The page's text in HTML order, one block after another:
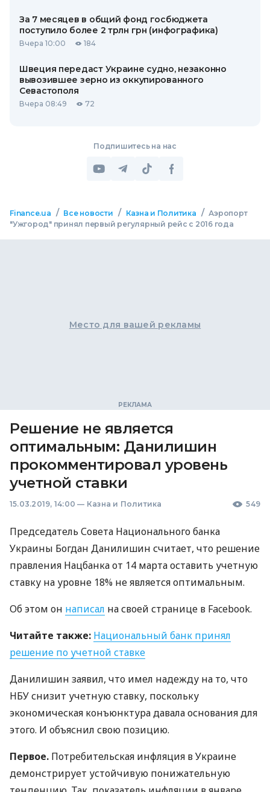
За 7 месяцев в общий фонд госбюджета
поступило более 2 трлн грн (инфографика)
Вчера 10:00 184
Швеция передаст Украине судно, незаконно
вывозившее зерно из оккупированного
Севастополя
Вчера 08:49 72
Подпишитесь на нас
Finance.ua / Все новости / Казна и Политика / Аэропорт
"Ужгород" принял первый регулярный рейс с 2016 года
Место для вашей рекламы
Решение не является
оптимальным: Данилишин
прокомментировал уровень
учетной ставки
15.03.2019, 14:00 — Казна и Политика 549
Председатель Совета Национального банка
Украины Богдан Данилишин считает, что решение
правления Нацбанка от 14 марта оставить учетную
ставку на уровне 18% не является оптимальным.
Об этом он написал на своей странице в Facebook.
Читайте также: Национальный банк принял
решение по учетной ставке
Данилишин заявил, что имел надежду на то, что
НБУснизит учетную ставку, поскольку
экономическая конъюнктура давала основания для
этого. И объяснил свою позицию.
Первое. Потребительская инфляция в Украине
демонстрирует устойчивую понижательную